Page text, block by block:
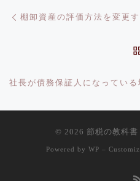
投稿ナビゲー
© 2026 節税の教科書
Powered by WP –